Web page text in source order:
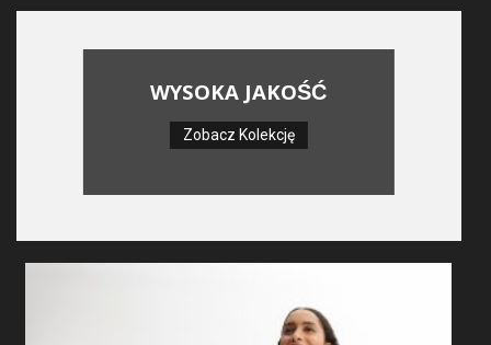
WYSOKA JAKOŚĆ
Zobacz Kolekcję